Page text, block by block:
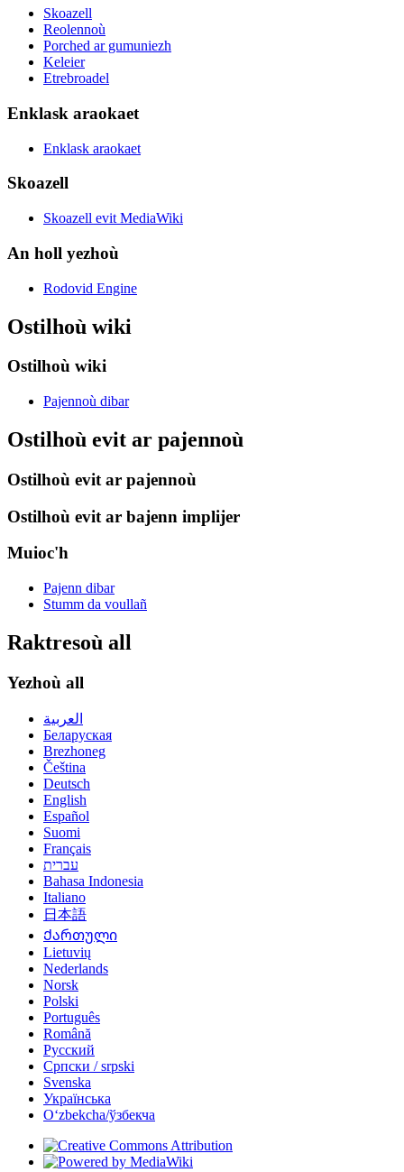
Skoazell
Reolennoù
Porched ar gumuniezh
Keleier
Etrebroadel
Enklask araokaet
Enklask araokaet
Skoazell
Skoazell evit MediaWiki
An holl yezhoù
Rodovid Engine
Ostilhoù wiki
Ostilhoù wiki
Pajennoù dibar
Ostilhoù evit ar pajennoù
Ostilhoù evit ar pajennoù
Ostilhoù evit ar bajenn implijer
Muioc'h
Pajenn dibar
Stumm da voullañ
Raktresoù all
Yezhoù all
العربية
Беларуская
Brezhoneg
Čeština
Deutsch
English
Español
Suomi
Français
עברית
Bahasa Indonesia
Italiano
日本語
Ქართული
Lietuvių
Nederlands
Norsk
Polski
Português
Română
Русский
Српски / srpski
Svenska
Українська
Oʻzbekcha/ўзбекча